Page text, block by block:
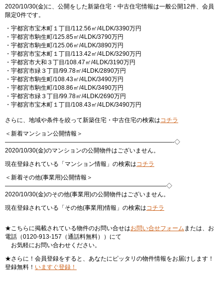
2020/10/30(金)に、公開をした新築住宅・中古住宅情報は一般公開12件、会員
限定0件です。
・宇都宮市宝木町１丁目/112.56㎡/4LDK/3390万円
・宇都宮市駒生町/125.85㎡/4LDK/3790万円
・宇都宮市駒生町/125.06㎡/4LDK/3890万円
・宇都宮市宝木町１丁目/113.42㎡/4LDK/3290万円
・宇都宮市大和３丁目/108.47㎡/4LDK/3190万円
・宇都宮市緑３丁目/99.78㎡/4LDK/2890万円
・宇都宮市駒生町/108.43㎡/4LDK/3490万円
・宇都宮市駒生町/108.86㎡/4LDK/3490万円
・宇都宮市緑３丁目/99.78㎡/4LDK/2690万円
・宇都宮市宝木町１丁目/108.43㎡/4LDK/3490万円
さらに、地域や条件を絞って新築住宅・中古住宅の検索はコチラ
＜新着マンション公開情報＞
————————————————————————————-◇
2020/10/30(金)のマンションの公開物件はございません。
現在登録されている「マンション情報」の検索はコチラ
＜新着その他(事業用)公開情報＞
———————————————————————————◇
2020/10/30(金)のその他(事業用)の公開物件はございません。
現在登録されている「その他(事業用)情報」の検索はコチラ
★こちらに掲載されている物件のお問い合せはお問い合せフォーム または、お
電話（0120-913-157（通話料無料））にて
お気軽にお問い合わせください。
★さらに！会員登録をすると、あなたにピッタリの物件情報をお届けします！
登録無料！ いますぐ登録！